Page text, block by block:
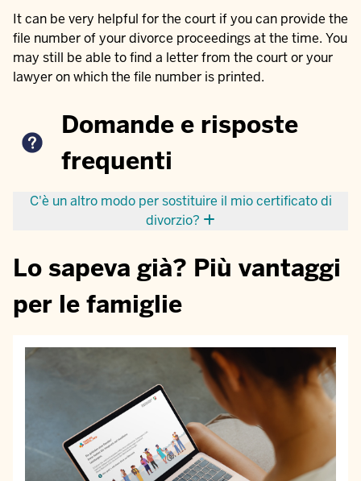
It can be very helpful for the court if you can provide the
file number of your divorce proceedings at the time. You
may still be able to find a letter from the court or your
lawyer on which the file number is printed.
Domande e risposte
frequenti
C'è un altro modo per sostituire il mio certificato di
divorzio?
Lo sapeva già? Più vantaggi
per le famiglie